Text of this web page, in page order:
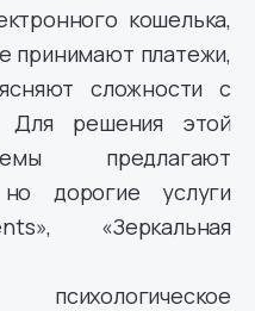
кошелька,
принимают платежи,
сложности с
Для решения этой
предлагают
дорогие услуги
«Зеркальная